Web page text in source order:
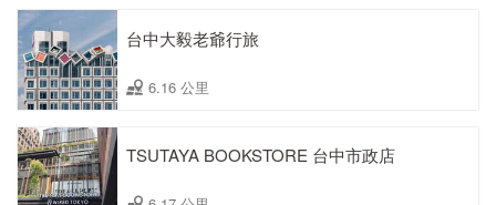
台中大毅老爺行旅
6.16 公里
TSUTAYA BOOKSTORE 台中市政店